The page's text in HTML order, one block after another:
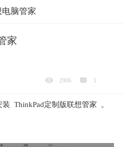
电脑管家
家
2906 1
ThinkPad定制版联想管家 。